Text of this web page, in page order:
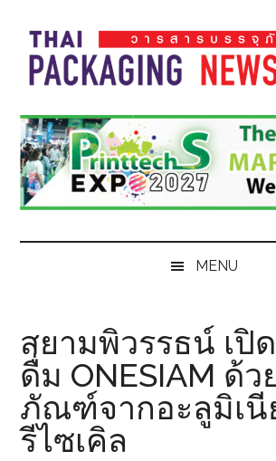
main
content
secondary
menu
primary
sidebar
footer
Thai
Pack
Magazine
Pack
Magazine
MENU
สยามพิวรรธน์ เปิ
ดื่ม ONESIAM ด้ว
ภัณฑ์จากอะลูมิเนี
รีไซเคิล